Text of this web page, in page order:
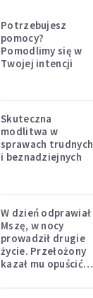
Potrzebujesz
pomocy?
Pomodlimy się w
Twojej intencji
Skuteczna
modlitwa w
sprawach trudnych
i beznadziejnych
W dzień odprawiał
Mszę, w nocy
prowadził drugie
życie. Przełożony
kazał mu opuścić